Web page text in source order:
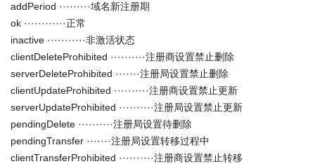
addPeriod ·········域名新注册期
ok ············正常
inactive ···········非激活状态
clientDeleteProhibited ··········注册商设置禁止删除
serverDeleteProhibited ·······注册局设置禁止删除
clientUpdateProhibited ··········注册商设置禁止更新
serverUpdateProhibited ··········注册局设置禁止更新
pendingDelete ··········注册局设置待删除
pendingTransfer ·······注册局设置转移过程中
clientTransferProhibited ··········注册商设置禁止转移